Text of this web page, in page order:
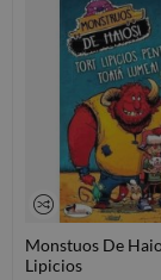
Monstuos De
Lipicios